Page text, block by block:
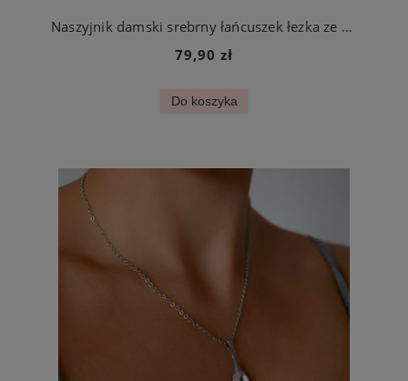
Naszyjnik damski srebrny łańcuszek łezka ze stali chirurgicznej
79,90 zł
Do koszyka